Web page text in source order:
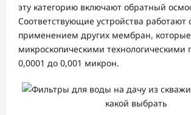
эту категорию включают обратный
Соответствующие устройства работают
применением других мембран, которые
микроскопическими технологическими
0,0001 до 0,001 микрон.